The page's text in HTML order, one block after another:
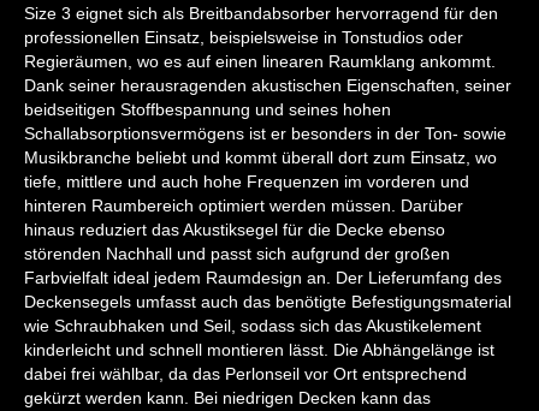
Size 3 eignet sich als Breitbandabsorber hervorragend für den
professionellen Einsatz, beispielsweise in Tonstudios oder
Regieräumen, wo es auf einen linearen Raumklang ankommt.
Dank seiner herausragenden akustischen Eigenschaften, seiner
beidseitigen Stoffbespannung und seines hohen
Schallabsorptionsvermögens ist er besonders in der Ton- sowie
Musikbranche beliebt und kommt überall dort zum Einsatz, wo
tiefe, mittlere und auch hohe Frequenzen im vorderen und
hinteren Raumbereich optimiert werden müssen. Darüber
hinaus reduziert das Akustiksegel für die Decke ebenso
störenden Nachhall und passt sich aufgrund der großen
Farbvielfalt ideal jedem Raumdesign an. Der Lieferumfang des
Deckensegels umfasst auch das benötigte Befestigungsmaterial
wie Schraubhaken und Seil, sodass sich das Akustikelement
kinderleicht und schnell montieren lässt. Die Abhängelänge ist
dabei frei wählbar, da das Perlonseil vor Ort entsprechend
gekürzt werden kann. Bei niedrigen Decken kann das